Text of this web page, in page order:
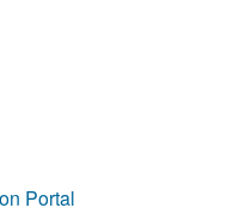
Portal